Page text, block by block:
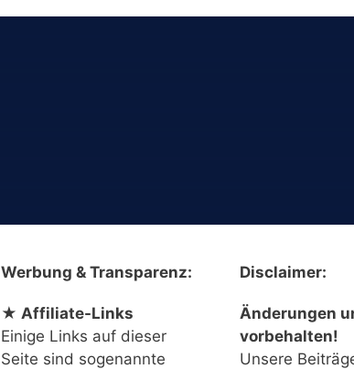
Werbung & Transparenz:
★ Affiliate-Links
Einige Links auf dieser
Seite sind sogenannte
Disclaimer:
Änderungen
vorbehalten!
Unsere